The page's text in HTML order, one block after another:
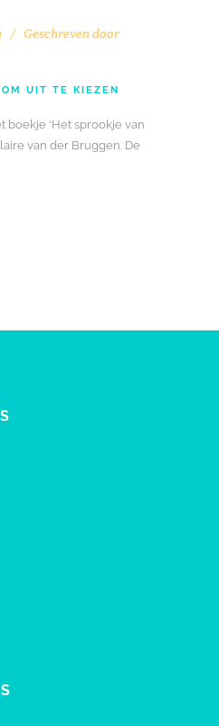
Geschreven door
UIT TE KIEZEN
‘Het sprookje van
van der Bruggen. De